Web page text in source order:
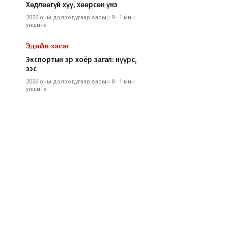
Хөдлөөгүй хүү, хөөрсөн үнэ
2026 оны долоодугаар сарын 9 · 1 мин
уншина
Эдийн засаг
Экспортын эр хоёр загал: нүүрс,
зэс
2026 оны долоодугаар сарын 8 · 1 мин
уншина